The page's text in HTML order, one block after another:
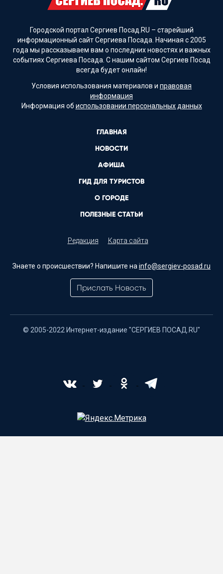
Городской портал Сергиев Посад.RU – старейший
информационный сайт Сергиева Посада. Начиная с 2005
года мы рассказываем вам о последних новостях и важных
событиях Сергиева Посада. С нашим сайтом Сергиев Посад
всегда будет онлайн!
Условия использования материалов и правовая
информация
Информация об использовании персональных данных
ГЛАВНАЯ
НОВОСТИ
АФИША
ГИД ДЛЯ ТУРИСТОВ
О ГОРОДЕ
ПОЛЕЗНЫЕ СТАТЬИ
Редакция Карта сайта
Знаете о происшествии? Напишите на info@sergiev-posad.ru
Прислать Новость
© 2005-2022 Интернет-издание "СЕРГИЕВ ПОСАД.RU"